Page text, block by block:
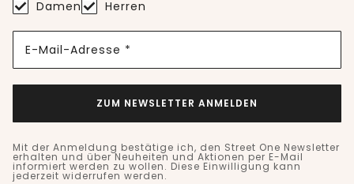
Damen Herren
E-Mail-Adresse *
ZUM NEWSLETTER ANMELDEN
Mit der Anmeldung bestätige ich, den Street One Newsletter
erhalten und über Neuheiten und Aktionen per E-Mail
informiert werden zu wollen. Diese Einwilligung kann
jederzeit widerrufen werden.